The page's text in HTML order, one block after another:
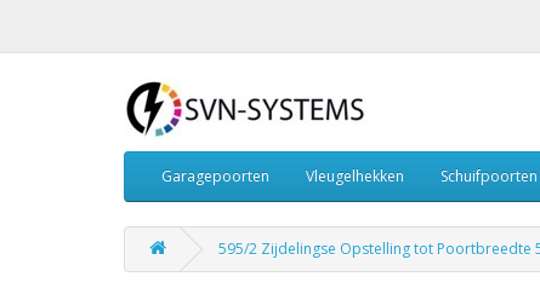
Garagepoorten Vleugelhekken Schuifpoorten
595/2 Zijdelingse Opstelling tot Poortbreedte